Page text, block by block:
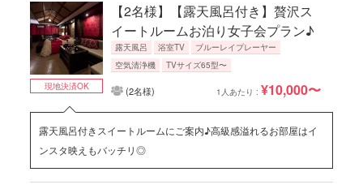
【2名様】【露天風呂付き】贅沢ス
イートルームお泊り女子会プラン♪
露天風呂 浴室TV
ブルーレイプレーヤー
空気清浄機
TVサイズ65型〜
(2名様) 1人あたり : ¥10,000〜
現地決済OK
露天風呂付きスイートルームにご案内♪高級感溢れるお部屋はイ
ンスタ映えもバッチリ◎